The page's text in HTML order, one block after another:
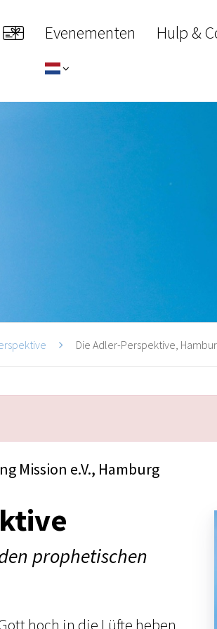
Evenementen Hulp &
Die Adler-Perspektive,
Mission e.V., Hamburg
prophetischen
hoch in die Lüfte heben